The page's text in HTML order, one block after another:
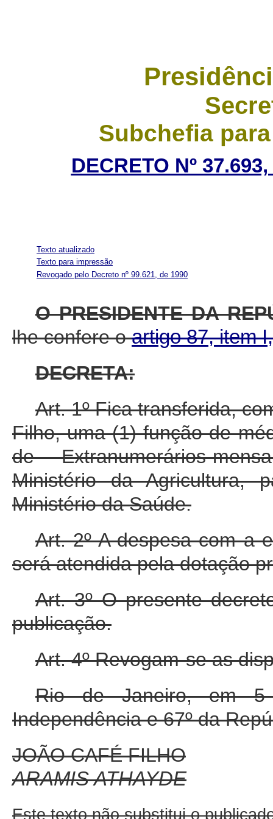
Subchefia
DECRETO Nº
Texto atualizado
Texto para impressão
Revogado pelo Decreto nº 99.621, de 1990
O PRESIDENTE DA
lhe confere oartigo 87, item
DECRETA:
Art. 1º Fica transferida,
Filho, uma (1) função de
de Extranumerários-
Ministério da Agricultura,
Ministério da Saúde.
Art. 2º A despesa com a
será atendida pela dotação
Art. 3º O presente
publicação.
Art. 4º Revogam-se as
Rio de Janeiro, em
Independência e 67º da
JOÃO CAFÉ FILHO
ARAMIS ATHAYDE
Este texto não substitui o